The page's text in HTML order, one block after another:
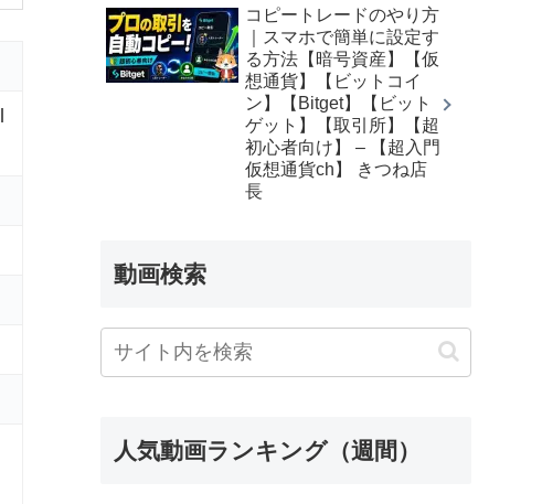
コピートレードのやり方
｜スマホで簡単に設定す
る方法【暗号資産】【仮
想通貨】【ビットコイ
ン】【Bitget】【ビット
ゲット】【取引所】【超
初心者向け】 – 【超入門
仮想通貨ch】 きつね店
長
動画検索
人気動画ランキング（週間）